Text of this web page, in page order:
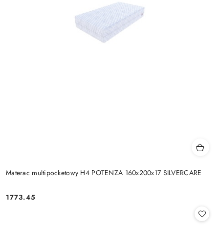
Materac multipocketowy H4 POTENZA 160x200x17 SILVERCARE
Cena:
1773.45